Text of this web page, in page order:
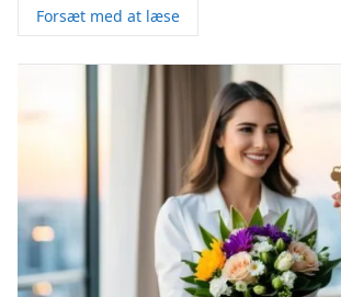
Forsæt med at læse